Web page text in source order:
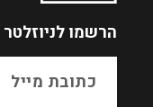
הרשמו לניוזלטר